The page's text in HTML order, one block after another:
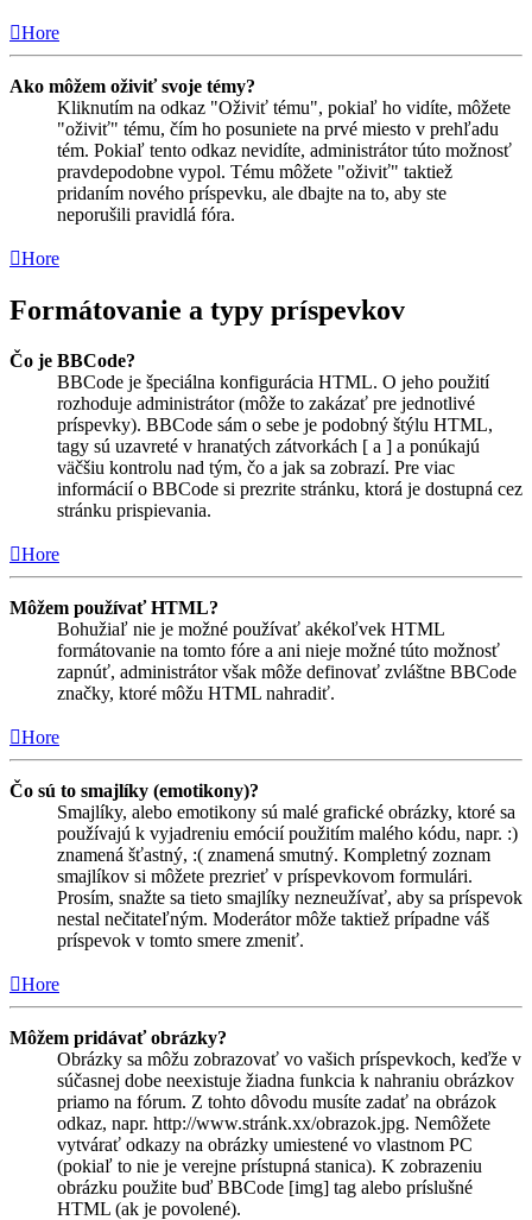
Hore
Ako môžem oživiť svoje témy?
Kliknutím na odkaz "Oživiť tému", pokiaľ ho vidíte, môžete
"oživiť" tému, čím ho posuniete na prvé miesto v prehľadu
tém. Pokiaľ tento odkaz nevidíte, administrátor túto možnosť
pravdepodobne vypol. Tému môžete "oživiť" taktiež
pridaním nového príspevku, ale dbajte na to, aby ste
neporušili pravidlá fóra.
Hore
Formátovanie a typy príspevkov
Čo je BBCode?
BBCode je špeciálna konfigurácia HTML. O jeho použití
rozhoduje administrátor (môže to zakázať pre jednotlivé
príspevky). BBCode sám o sebe je podobný štýlu HTML,
tagy sú uzavreté v hranatých zátvorkách [ a ] a ponúkajú
väčšiu kontrolu nad tým, čo a jak sa zobrazí. Pre viac
informácií o BBCode si prezrite stránku, ktorá je dostupná cez
stránku prispievania.
Hore
Môžem používať HTML?
Bohužiaľ nie je možné používať akékoľvek HTML
formátovanie na tomto fóre a ani nieje možné túto možnosť
zapnúť, administrátor však môže definovať zvláštne BBCode
značky, ktoré môžu HTML nahradiť.
Hore
Čo sú to smajlíky (emotikony)?
Smajlíky, alebo emotikony sú malé grafické obrázky, ktoré sa
používajú k vyjadreniu emócií použitím malého kódu, napr. :)
znamená šťastný, :( znamená smutný. Kompletný zoznam
smajlíkov si môžete prezrieť v príspevkovom formulári.
Prosím, snažte sa tieto smajlíky nezneužívať, aby sa príspevok
nestal nečitateľným. Moderátor môže taktiež prípadne váš
príspevok v tomto smere zmeniť.
Hore
Môžem pridávať obrázky?
Obrázky sa môžu zobrazovať vo vašich príspevkoch, keďže v
súčasnej dobe neexistuje žiadna funkcia k nahraniu obrázkov
priamo na fórum. Z tohto dôvodu musíte zadať na obrázok
odkaz, napr. http://www.stránk.xx/obrazok.jpg. Nemôžete
vytvárať odkazy na obrázky umiestené vo vlastnom PC
(pokiaľ to nie je verejne prístupná stanica). K zobrazeniu
obrázku použite buď BBCode [img] tag alebo príslušné
HTML (ak je povolené).